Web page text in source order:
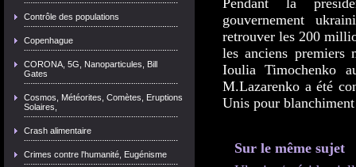
Contrôle des populations
Copenhague
CORONA, 5G, Nanoparticules, Bill
Gates
Cosmos, Météorites, Comètes, Eruptions
Solaires,
Crash alimentaire
Crimes contre l'humanité, Eugénisme
Pendant la
gouvernement
retrouver les 200
les anciens premiers
Ioulia Timochenko
M.Lazarenko a été
Unis pour
Sur le même sujet